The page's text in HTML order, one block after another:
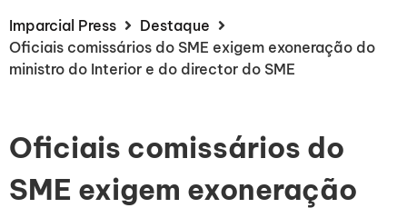
Imparcial Press
Destaque
Oficiais comissários do SME exigem exoneração do
ministro do Interior e do director do SME
Oficiais comissários do
SME exigem exoneração